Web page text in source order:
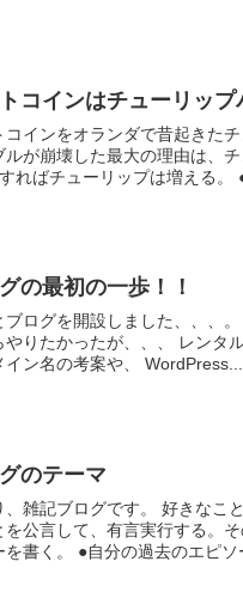
コインはチューリップ
インをオランダで昔起きたチュ
ルが崩壊した最大の理由は、
ればチューリップは増える。
の最初の一歩！！
ログを開設しました、、、。 こ
、、、 レンタルサーバーの選択や、 後悔せず他とカブらずシンプルな独
イン名の考案や、 WordPress...
のテーマ
雑記ブログです。 好きなことを書きまく
を公言して、有言実行する。
を書く。 ●自分の過去のエピソ